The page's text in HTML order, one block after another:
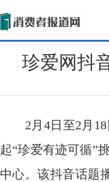
珍爱网抖
2月4日至2月18
起“珍爱有迹可循”
中心。该抖音话题